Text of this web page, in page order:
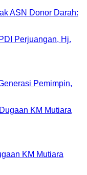
ASN Donor Darah:
Pemimpin,
KM Mutiara